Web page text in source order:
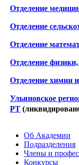
Отделение
Отделение
Отделение
Отделение
Отделение химии
Ульяновское
РТ
Об Академии
Подразделения
Члены и
Конкурсы